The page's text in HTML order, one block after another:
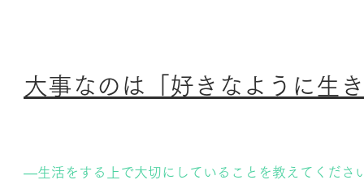
大事なのは「好きなように生
―生活をする上で大切にしていることを教えてくださ